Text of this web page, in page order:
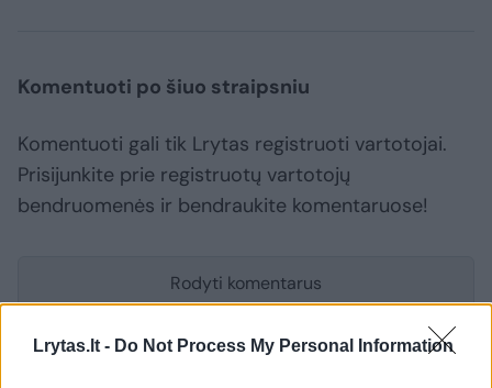
Lrytas.lt - Do Not Process My Personal Information
Komentuoti po šiuo straipsniu
Komentuoti gali tik Lrytas registruoti vartotojai.
Prisijunkite prie registruotų vartotojų
bendruomenės ir bendraukite komentaruose!
Rodyti komentarus
Prisijungti komentatoriams